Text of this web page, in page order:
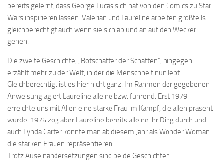
bereits gelernt, dass George Lucas sich hat von den Comics zu Star
Wars inspirieren lassen. Valerian und Laureline arbeiten großteils
gleichberechtigt auch wenn sie sich ab und an auf den Wecker
gehen.
Die zweite Geschichte, „Botschafter der Schatten“, hingegen
erzählt mehr zu der Welt, in der die Menschheit nun lebt.
Gleichberechtigt ist es hier nicht ganz. Im Rahmen der gegebenen
Anweisung agiert Laureline alleine bzw. führend. Erst 1979
erreichte uns mit Alien eine starke Frau im Kampf, die allen präsent
wurde. 1975 zog aber Laureline bereits alleine ihr Ding durch und
auch Lynda Carter konnte man ab diesem Jahr als Wonder Woman
die starken Frauen repräsentieren.
Trotz Auseinandersetzungen sind beide Geschichten